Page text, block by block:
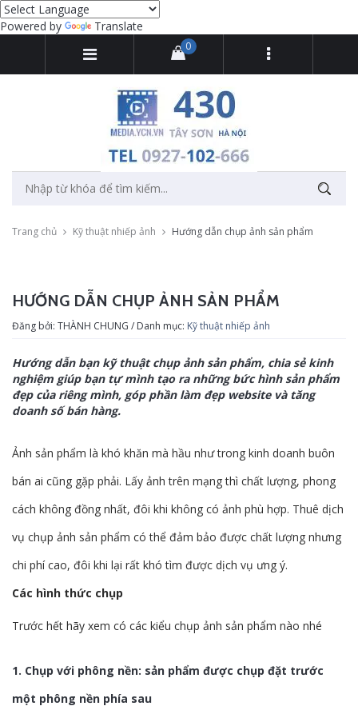
Powered by Translate
0
Trang chủ Kỹ thuật nhiếp ảnh Hướng dẫn chụp ảnh sản phẩm
HƯỚNG DẪN CHỤP ẢNH SẢN PHẨM
Đăng bởi: THÀNH CHUNG / Danh mục: Kỹ thuật nhiếp ảnh
Hướng dẫn bạn kỹ thuật chụp ảnh sản phẩm, chia sẻ kinh
nghiệm giúp bạn tự mình tạo ra những bức hình sản phẩm
đẹp của riêng mình, góp phần làm đẹp website và tăng
doanh số bán hàng.
Ảnh sản phẩm là khó khăn mà hầu như trong kinh doanh buôn
bán ai cũng gặp phải. Lấy ảnh trên mạng thì chất lượng, phong
cách không đồng nhất, đôi khi không có ảnh phù hợp. Thuê dịch
vụ chụp ảnh sản phẩm có thể đảm bảo được chất lượng nhưng
chi phí cao, đôi khi lại rất khó tìm được dịch vụ ưng ý.
Các hình thức chụp
Trước hết hãy xem có các kiểu chụp ảnh sản phẩm nào nhé
1. Chụp với phông nền: sản phẩm được chụp đặt trước
một phông nền phía sau